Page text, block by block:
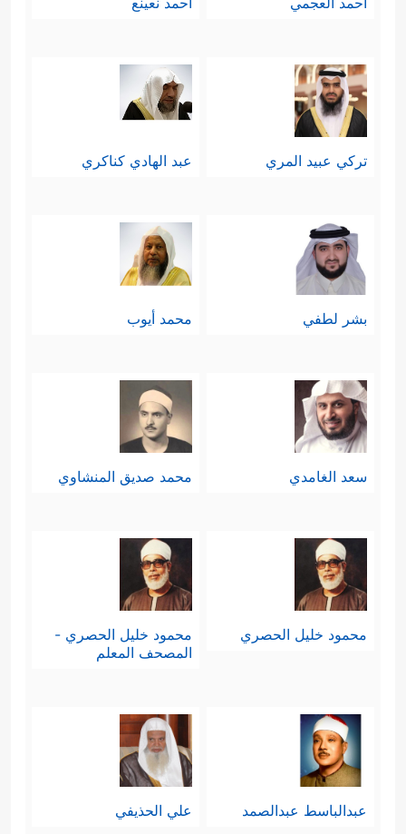
تركي عبيد المري عبد الهادي كناكري
بشر لطفي محمد أيوب
سعد الغامدي محمد صديق المنشاوي
محمود خليل الحصري
محمود خليل الحصري -
المصحف المعلم
عبدالباسط عبدالصمد علي الحذيفي